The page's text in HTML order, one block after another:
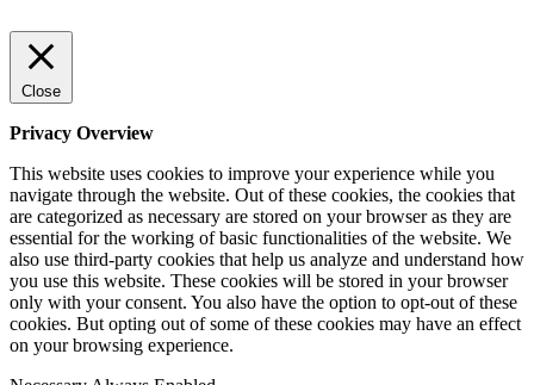
Close
Privacy Overview
This website uses cookies to improve your experience while you
navigate through the website. Out of these cookies, the cookies that
are categorized as necessary are stored on your browser as they are
essential for the working of basic functionalities of the website. We
also use third-party cookies that help us analyze and understand how
you use this website. These cookies will be stored in your browser
only with your consent. You also have the option to opt-out of these
cookies. But opting out of some of these cookies may have an effect
on your browsing experience.